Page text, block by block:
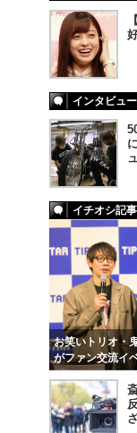
インタビュー
イチオシ記事
お笑いトリオ・
がファン交流イ